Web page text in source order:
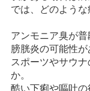
では、どのような
アンモニア臭が
膀胱炎の可能性が
スポーツやサウ
か。
酷い下痢や嘔吐